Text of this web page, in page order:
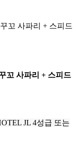
꼬 사파리 + 스피드
꼬 사파리 + 스피드
JL 4성급 또는